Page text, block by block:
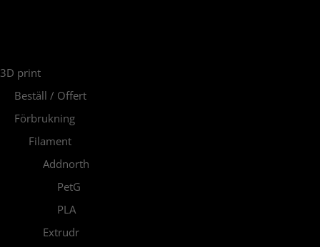
3D print
Beställ / Offert
Förbrukning
Filament
Addnorth
PetG
PLA
Extrudr